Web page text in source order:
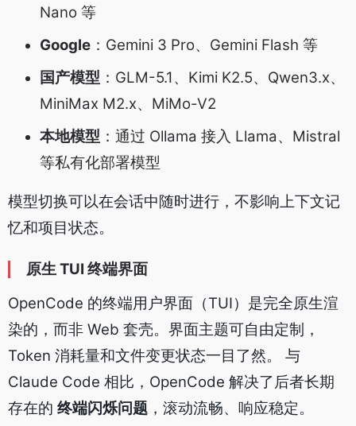
Nano 等
Google ：Gemini 3 Pro、Gemini Flash 等
国产模型 ：GLM-5.1、Kimi K2.5、Qwen3.x、
MiniMax M2.x、MiMo-V2
本地模型 ：通过 Ollama 接入 Llama、Mistral
等私有化部署模型
模型切换可以在会话中随时进行，不影响上下文记
忆和项目状态。
原生 TUI 终端界面
OpenCode 的终端用户界面（TUI）是完全原生渲
染的，而非 Web 套壳。界面主题可自由定制，
Token 消耗量和文件变更状态一目了然。 与
Claude Code 相比，OpenCode 解决了后者长期
存在的 终端闪烁问题 ，滚动流畅、响应稳定。